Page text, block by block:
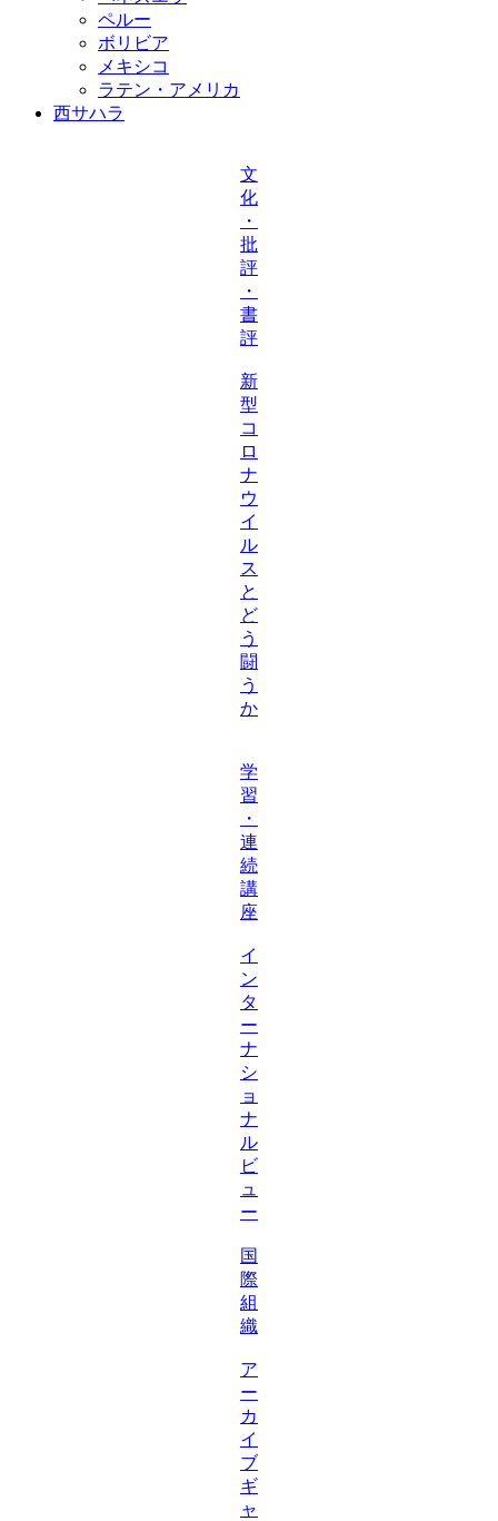
ペルー
ボリビア
メキシコ
ラテン・アメリカ
西サハラ
文
化
・
批
評
・
書
評
新
型
コ
ロ
ナ
ウ
イ
ル
ス
と
ど
う
闘
う
か
学
習
・
連
続
講
座
イ
ン
タ
ー
ナ
シ
ョ
ナ
ル
ビ
ュ
ー
国
際
組
織
ア
ー
カ
イ
ブ
ギ
ャ